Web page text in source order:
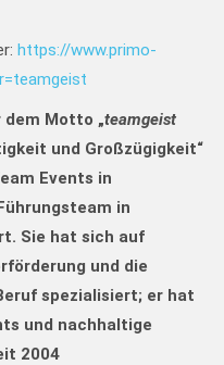
https://www.primo-
dem Motto „teamgeist
und Großzügigkeit“
Events in
in
Sie hat sich auf
und die
spezialisiert; er hat
und nachhaltige
2004